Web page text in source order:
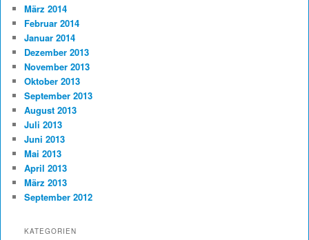
März 2014
Februar 2014
Januar 2014
Dezember 2013
November 2013
Oktober 2013
September 2013
August 2013
Juli 2013
Juni 2013
Mai 2013
April 2013
März 2013
September 2012
KATEGORIEN